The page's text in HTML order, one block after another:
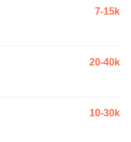
7-15k
20-40k
10-30k